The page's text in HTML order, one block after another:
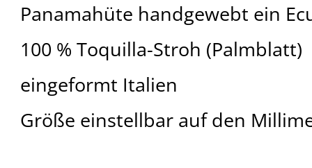
Panamahüte handgewebt ein
100 % Toquilla-Stroh (Palmblatt)
eingeformt Italien
Größe einstellbar auf den